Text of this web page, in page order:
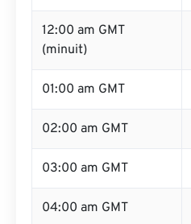
12:00 am GMT
(minuit)
01:00 am GMT
02:00 am GMT
03:00 am GMT
04:00 am GMT